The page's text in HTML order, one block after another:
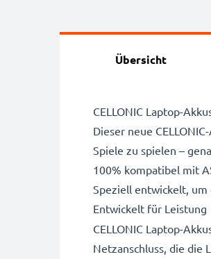
Übersicht
CELLONIC Laptop-
Dieser neue
Spiele zu spielen –
100% kompatibel mit
Speziell entwickelt,
Entwickelt für Leistung
CELLONIC Laptop-
Netzanschluss, die die